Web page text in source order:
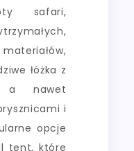
safari,
łóżka z
a nawet
i
opcje
tent, które